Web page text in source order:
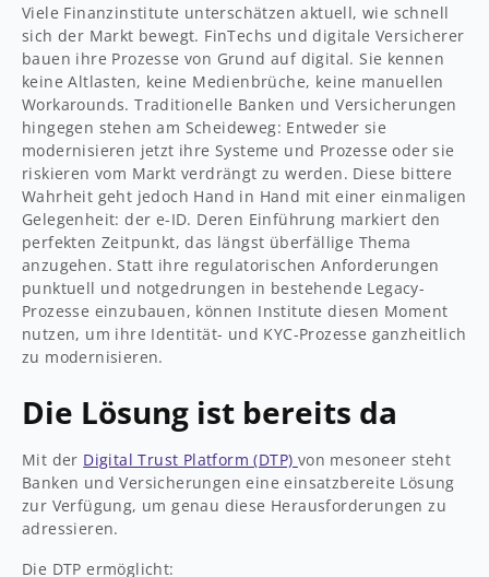
Viele Finanzinstitute unterschätzen aktuell, wie schnell
sich der Markt bewegt. FinTechs und digitale Versicherer
bauen ihre Prozesse von Grund auf digital. Sie kennen
keine Altlasten, keine Medienbrüche, keine manuellen
Workarounds. Traditionelle Banken und Versicherungen
hingegen stehen am Scheideweg: Entweder sie
modernisieren jetzt ihre Systeme und Prozesse oder sie
riskieren vom Markt verdrängt zu werden. Diese bittere
Wahrheit geht jedoch Hand in Hand mit einer einmaligen
Gelegenheit: der e-ID. Deren Einführung markiert den
perfekten Zeitpunkt, das längst überfällige Thema
anzugehen. Statt ihre regulatorischen Anforderungen
punktuell und notgedrungen in bestehende Legacy-
Prozesse einzubauen, können Institute diesen Moment
nutzen, um ihre Identität- und KYC-Prozesse ganzheitlich
zu modernisieren.
Die Lösung ist bereits da
Mit der Digital Trust Platform (DTP) von mesoneer steht
Banken und Versicherungen eine einsatzbereite Lösung
zur Verfügung, um genau diese Herausforderungen zu
adressieren.
Die DTP ermöglicht: